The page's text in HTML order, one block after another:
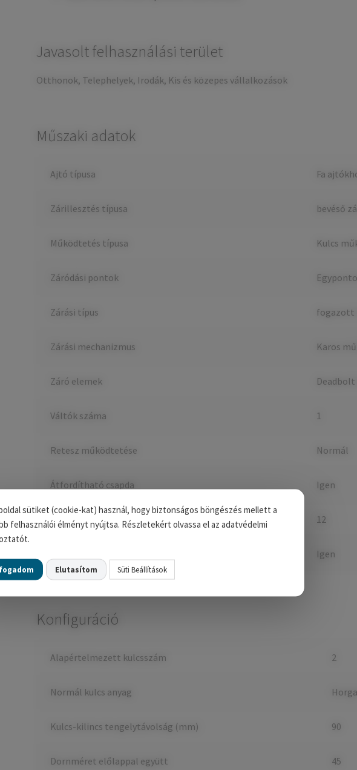
Javasolt felhasználási terület
Otthonok, Telephelyek, Irodák, Kis és közepes vállalkozások
Műszaki adatok
Ajtó típusa Fa
Zárillesztés típusa bevéső
Működtetés típusa Kulcs
Záródási pontok
Zárási típus fogazott
Zárási mechanizmus Karos
Záró elemek Deadbolt
Váltók száma 1
Retesz működtetése Normál
Átfordítható csapda Igen
Elérhető kombinációk 12
Igen
Konfiguráció
Alapértelmezett kulcsszám 2
Normál kulcs anyag
Kulcs-kilincs tengelytávolság (mm) 90
Dornméret előlappal együtt 45
sütiket (cookie-kat) használ, hogy biztonságos böngészés mellett a
felhasználói élményt nyújtsa. Részletekért olvassa el az adatvédelmi
Elutasítom Süti Beállítások